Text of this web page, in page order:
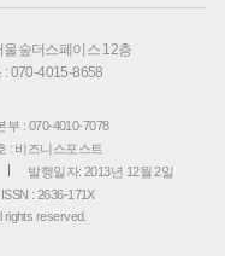
숲더스페이스 12층
: 070-4015-8658
부 : 070-4010-7078
: 비즈니스포스트
발행일자: 2013년 12월 2일
ISSN : 2636-171X
rights reserved.